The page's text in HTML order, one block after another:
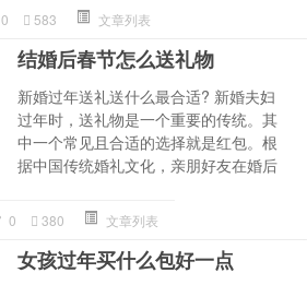
0 583 文章列表
结婚后春节怎么送礼物
新婚过年送礼送什么最合适? 新婚夫妇
过年时，送礼物是一个重要的传统。其
中一个常见且合适的选择就是红包。根
据中国传统婚礼文化，亲朋好友在婚后
0 380 文章列表
女孩过年买什么包好一点